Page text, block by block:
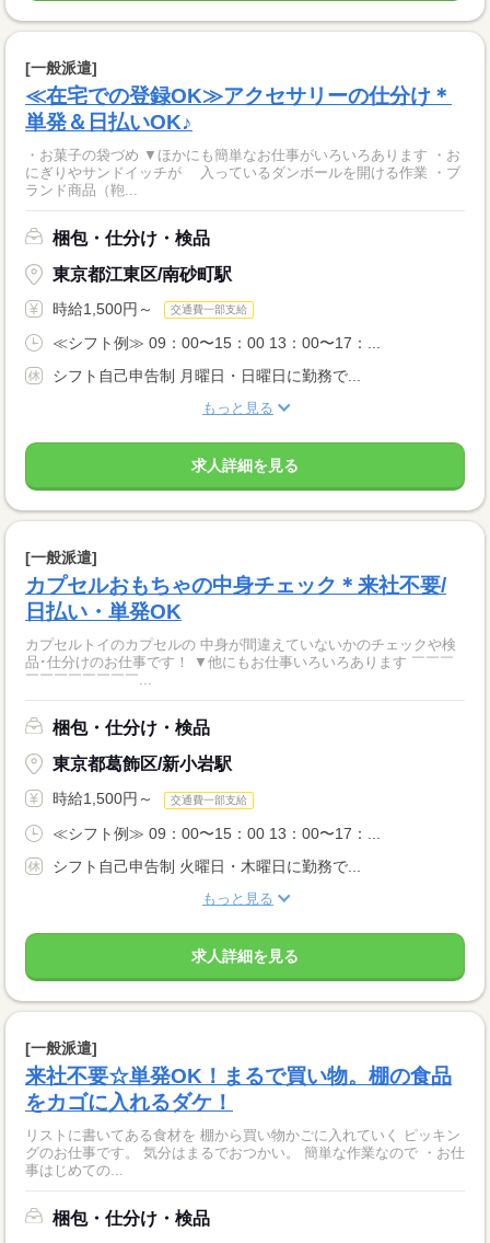
[一般派遣]
≪在宅での登録OK≫アクセサリーの仕分け＊
単発＆日払いOK♪
・お菓子の袋づめ ▼ほかにも簡単なお仕事がいろいろあります ・お
にぎりやサンドイッチが 入っているダンボールを開ける作業 ・ブ
ランド商品（鞄...
梱包・仕分け・検品
東京都江東区/南砂町駅
時給1,500円～ 交通費一部支給
≪シフト例≫ 09：00〜15：00 13：00〜17：...
シフト自己申告制 月曜日・日曜日に勤務で...
もっと見る
求人詳細を見る
[一般派遣]
カプセルおもちゃの中身チェック＊来社不要/
日払い・単発OK
カプセルトイのカプセルの 中身が間違えていないかのチェックや検
品･仕分けのお仕事です！ ▼他にもお仕事いろいろあります ￣￣￣
￣￣￣￣￣￣￣￣...
梱包・仕分け・検品
東京都葛飾区/新小岩駅
時給1,500円～ 交通費一部支給
≪シフト例≫ 09：00〜15：00 13：00〜17：...
シフト自己申告制 火曜日・木曜日に勤務で...
もっと見る
求人詳細を見る
[一般派遣]
来社不要☆単発OK！まるで買い物。棚の食品
をカゴに入れるダケ！
リストに書いてある食材を 棚から買い物かごに入れていく ピッキン
グのお仕事です。 気分はまるでおつかい。 簡単な作業なので ・お仕
事はじめての...
梱包・仕分け・検品